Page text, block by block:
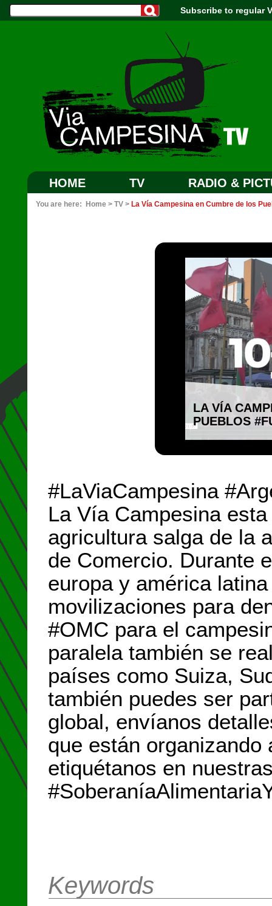
Subscribe to regular
HOME TV RADIO &
You are here: Home > TV > La Vía Campesina en Cumbre de los
LA VÍA
PUEBLOS
#LaViaCampesina
La Vía Campesina
agricultura salga de la
de Comercio. Durante
europa y américa
movilizaciones para
#OMC para el
paralela también se
países como Suiza,
también puedes ser
global, envíanos
que están
etiquétanos en
Keywords